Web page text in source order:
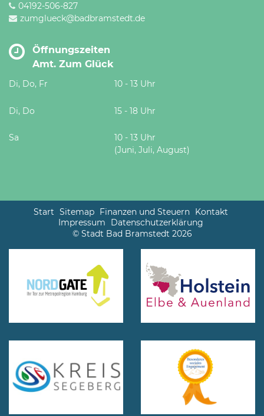
04192-506-827
zumglueck@badbramstedt.de
Öffnungszeiten
Amt. Zum Glück
Di, Do, Fr 10 - 13 Uhr
Di, Do 15 - 18 Uhr
Sa
10 - 13 Uhr
(Juni, Juli, August)
Start Sitemap Finanzen und Steuern Kontakt
Impressum
Datenschutzerklärung
© Stadt Bad Bramstedt 2026